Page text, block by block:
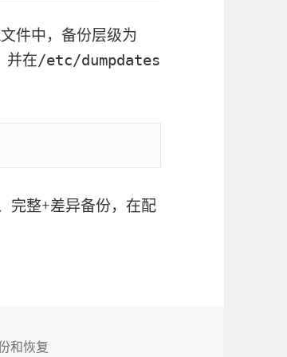
文件中，备份层级为
并在/etc/dumpdates
完整+差异备份，在配
和恢复